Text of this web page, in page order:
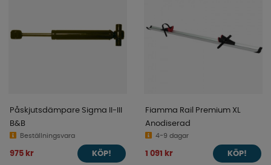
Påskjutsdämpare Sigma II-III
B&B
Beställningsvara
975 kr KÖP!
Fiamma Rail Premium XL
Anodiserad
4-9 dagar
1 091 kr KÖP!